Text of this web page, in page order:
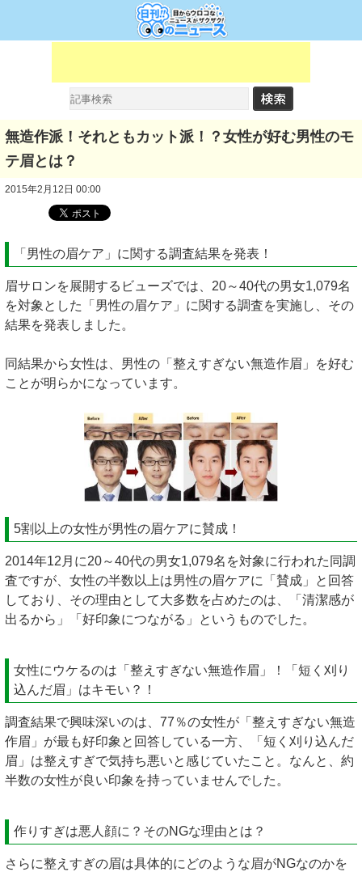
無造作派！それともカット派！？女性が好む男性のモ
テ眉とは？
2015年2月12日 00:00
「男性の眉ケア」に関する調査結果を発表！
眉サロンを展開するビューズでは、20～40代の男女1,079名
を対象とした「男性の眉ケア」に関する調査を実施し、その
結果を発表しました。
同結果から女性は、男性の「整えすぎない無造作眉」を好む
ことが明らかになっています。
5割以上の女性が男性の眉ケアに賛成！
2014年12月に20～40代の男女1,079名を対象に行われた同調
査ですが、女性の半数以上は男性の眉ケアに「賛成」と回答
しており、その理由として大多数を占めたのは、「清潔感が
出るから」「好印象につながる」というものでした。
女性にウケるのは「整えすぎない無造作眉」！「短く刈り
込んだ眉」はキモい？！
調査結果で興味深いのは、77％の女性が「整えすぎない無造
作眉」が最も好印象と回答している一方、「短く刈り込んだ
眉」は整えすぎで気持ち悪いと感じていたこと。なんと、約
半数の女性が良い印象を持っていませんでした。
作りすぎは悪人顔に？そのNGな理由とは？
さらに整えすぎの眉は具体的にどのような眉がNGなのかを